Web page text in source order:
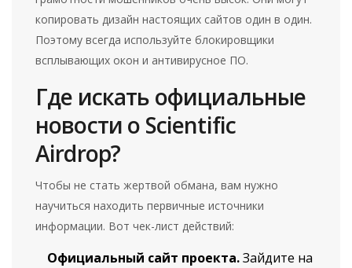
копировать дизайн настоящих сайтов один в один.
Поэтому всегда используйте блокировщики
всплывающих окон и антивирусное ПО.
Где искать официальные
новости о Scientific
Airdrop?
Чтобы не стать жертвой обмана, вам нужно
научиться находить первичные источники
информации. Вот чек-лист действий:
Официальный сайт проекта.Зайдите на